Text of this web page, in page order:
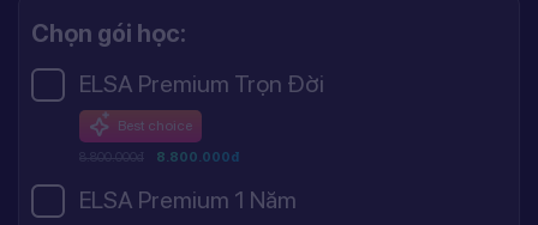
Chọn gói học:
ELSA Premium Trọn Đời
Best choice
8.800.000đ 8.800.000đ
ELSA Premium 1 Năm